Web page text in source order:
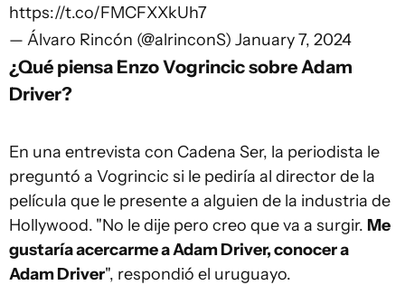
https://t.co/FMCFXXkUh7
— Álvaro Rincón (@alrinconS) January 7, 2024
¿Qué piensa Enzo Vogrincic sobre Adam
Driver?
En una entrevista con Cadena Ser, la periodista le
preguntó a Vogrincic si le pediría al director de la
película que le presente a alguien de la industria de
Hollywood. "No le dije pero creo que va a surgir. Me
gustaría acercarme a Adam Driver, conocer a
Adam Driver", respondió el uruguayo.